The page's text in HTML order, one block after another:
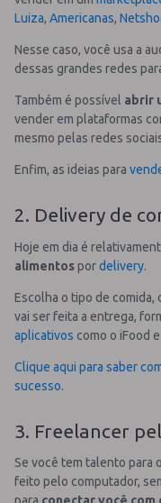
Luiza, Americanas,
Nesse caso, você usa a
dessas grandes redes
Também é possível abrir
vender em plataformas
mesmo pelas redes
Enfim, as ideias para
2. Delivery de
Hoje em dia é
alimentospordelivery.
Escolha o tipo de comida,
vai ser feita a entrega,
aplicativos como o iFood
Clique aqui para saber
sucesso.
3. Freelancer
Se você tem talento para
feito pelo computador,